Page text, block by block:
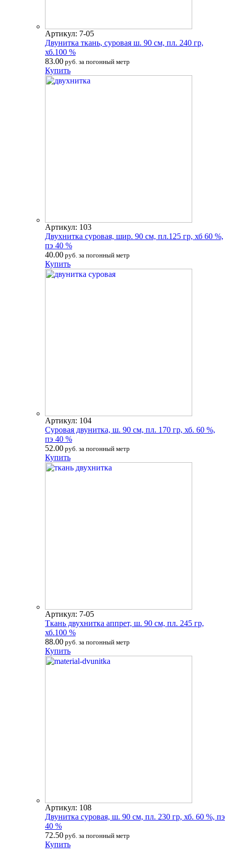
Артикул: 7-05
Двунитка ткань, суровая ш. 90 см, пл. 240 гр,
хб.100 %
83.00 руб. за погонный метр
Купить
Артикул: 103
Двухнитка суровая, шир. 90 см, пл.125 гр, хб 60 %,
пэ 40 %
40.00 руб. за погонный метр
Купить
Артикул: 104
Суровая двунитка, ш. 90 см, пл. 170 гр, хб. 60 %,
пэ 40 %
52.00 руб. за погонный метр
Купить
Артикул: 7-05
Ткань двухнитка аппрет, ш. 90 см, пл. 245 гр,
хб.100 %
88.00 руб. за погонный метр
Купить
Артикул: 108
Двунитка суровая, ш. 90 см, пл. 230 гр, хб. 60 %, пэ
40 %
72.50 руб. за погонный метр
Купить